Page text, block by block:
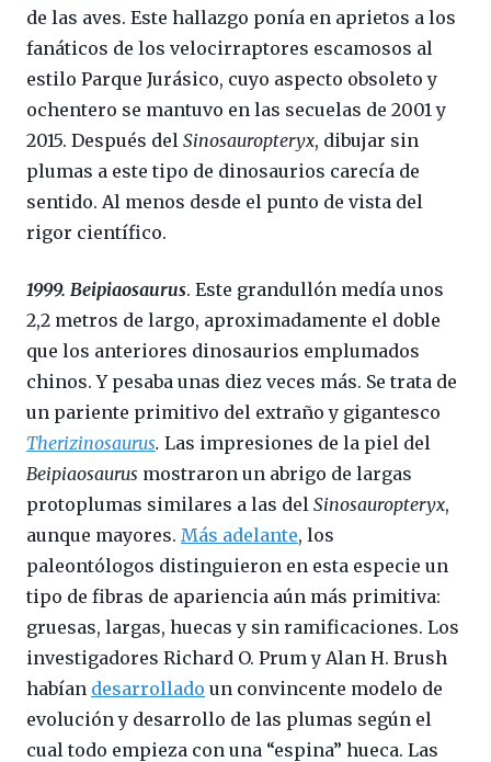
de las aves. Este hallazgo ponía en aprietos a los
fanáticos de los velocirraptores escamosos al
estilo Parque Jurásico, cuyo aspecto obsoleto y
ochentero se mantuvo en las secuelas de 2001 y
2015. Después del Sinosauropteryx, dibujar sin
plumas a este tipo de dinosaurios carecía de
sentido. Al menos desde el punto de vista del
rigor científico.
1999. Beipiaosaurus. Este grandullón medía unos
2,2 metros de largo, aproximadamente el doble
que los anteriores dinosaurios emplumados
chinos. Y pesaba unas diez veces más. Se trata de
un pariente primitivo del extraño y gigantesco
Therizinosaurus. Las impresiones de la piel del
Beipiaosaurus mostraron un abrigo de largas
protoplumas similares a las del Sinosauropteryx,
aunque mayores. Más adelante, los
paleontólogos distinguieron en esta especie un
tipo de fibras de apariencia aún más primitiva:
gruesas, largas, huecas y sin ramificaciones. Los
investigadores Richard O. Prum y Alan H. Brush
habían desarrollado un convincente modelo de
evolución y desarrollo de las plumas según el
cual todo empieza con una “espina” hueca. Las